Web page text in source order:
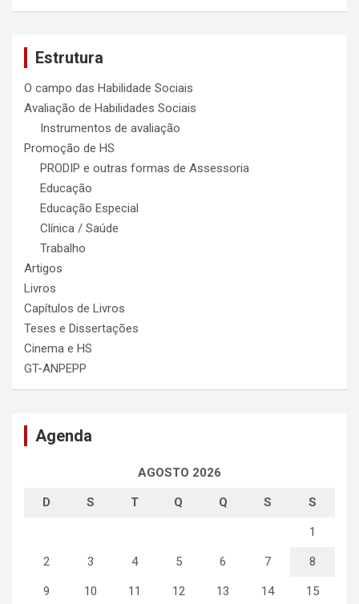
Estrutura
O campo das Habilidade Sociais
Avaliação de Habilidades Sociais
Instrumentos de avaliação
Promoção de HS
PRODIP e outras formas de Assessoria
Educação
Educação Especial
Clínica / Saúde
Trabalho
Artigos
Livros
Capítulos de Livros
Teses e Dissertações
Cinema e HS
GT-ANPEPP
Agenda
AGOSTO 2026
D S T Q Q S S
1
2 3 4 5 6 7 8
9 10 11 12 13 14 15